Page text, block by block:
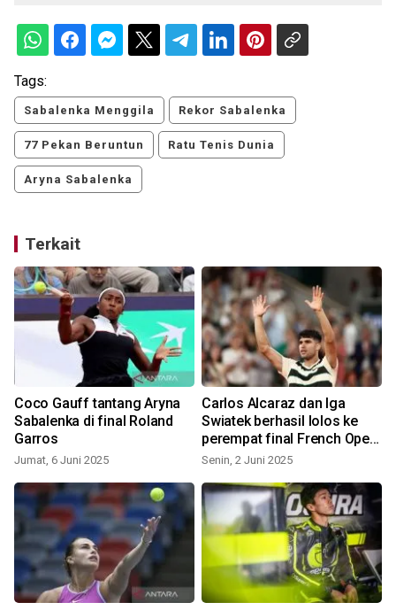
Tags:
Sabalenka Menggila Rekor Sabalenka
77 Pekan Beruntun Ratu Tenis Dunia
Aryna Sabalenka
Terkait
Coco Gauff tantang Aryna
Sabalenka di final Roland
Garros
Jumat, 6 Juni 2025
Carlos Alcaraz dan Iga
Swiatek berhasil lolos ke
perempat final French Open
2025
Senin, 2 Juni 2025